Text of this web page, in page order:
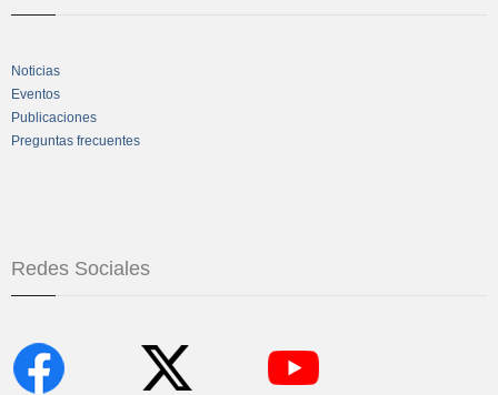
Noticias
Eventos
Publicaciones
Preguntas frecuentes
Redes Sociales